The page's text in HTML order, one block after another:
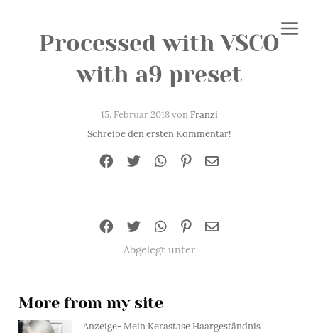
Processed with VSCO
with a9 preset
15. Februar 2018 vonFranzi
Schreibe den ersten Kommentar!
Abgelegt unter
More from my site
Anzeige- Mein Kerastase Haargeständnis